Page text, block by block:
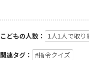
こどもの人数： 1人1人で取り
関連タグ： #指令クイズ